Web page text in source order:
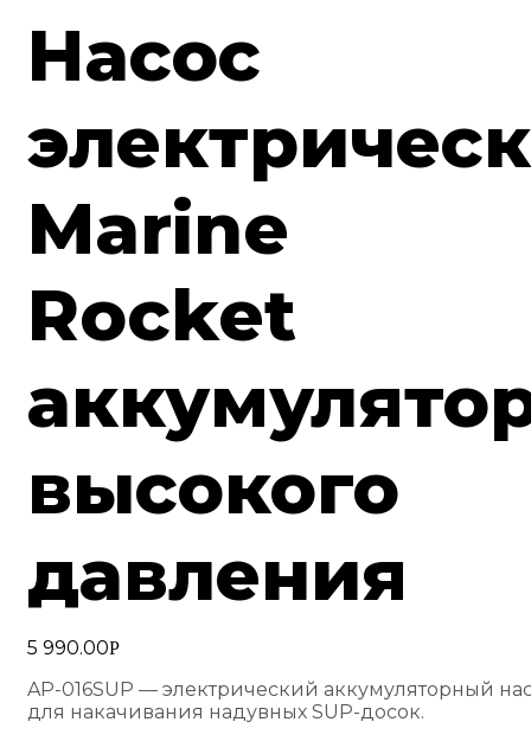
Насос
Marine
Rocket
высокого
давления
5 990.00Р
AP-016SUP — электрический аккумуляторный
для накачивания надувных SUP-досок.